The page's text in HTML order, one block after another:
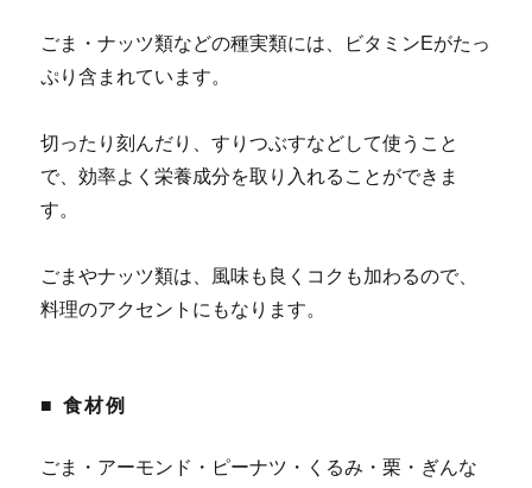
ごま・ナッツ類などの種実類には、ビタミンEがたっ
ぷり含まれています。
切ったり刻んだり、すりつぶすなどして使うこと
で、効率よく栄養成分を取り入れることができま
す。
ごまやナッツ類は、風味も良くコクも加わるので、
料理のアクセントにもなります。
■ 食材例
ごま・アーモンド・ピーナツ・くるみ・栗・ぎんな